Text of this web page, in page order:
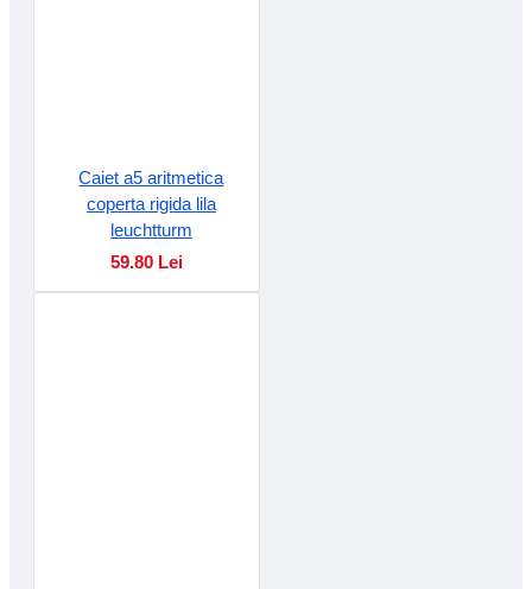
Caiet a5 aritmetica
coperta rigida lila
leuchtturm
59.80 Lei